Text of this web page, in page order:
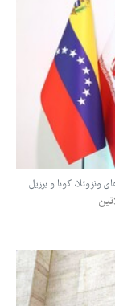
کوبا و برزیل